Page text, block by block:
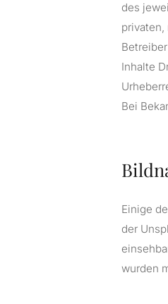
des
Inhalte
Bei
Einige
der
wurden